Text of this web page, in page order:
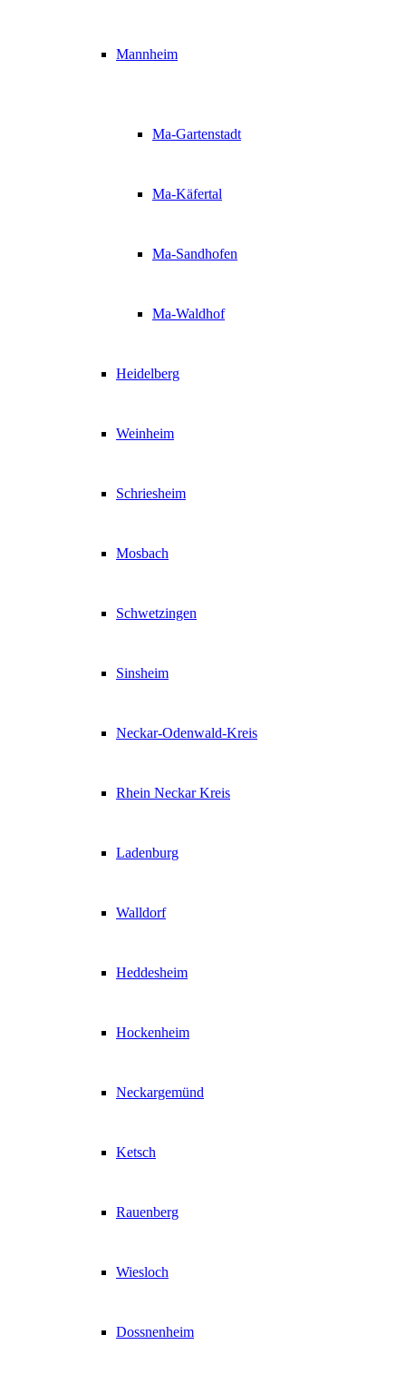
Mannheim
Ma-Gartenstadt
Ma-Käfertal
Ma-Sandhofen
Ma-Waldhof
Heidelberg
Weinheim
Schriesheim
Mosbach
Schwetzingen
Sinsheim
Neckar-Odenwald-Kreis
Rhein Neckar Kreis
Ladenburg
Walldorf
Heddesheim
Hockenheim
Neckargemünd
Ketsch
Rauenberg
Wiesloch
Dossnenheim